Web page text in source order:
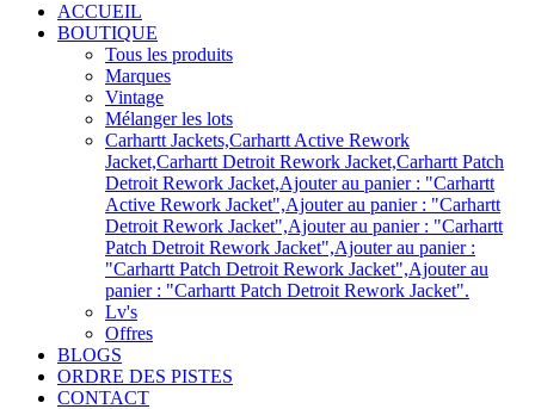
ACCUEIL
BOUTIQUE
Tous les produits
Marques
Vintage
Mélanger les lots
Carhartt Jackets,Carhartt Active Rework
Jacket,Carhartt Detroit Rework Jacket,Carhartt Patch
Detroit Rework Jacket,Ajouter au panier : "Carhartt
Active Rework Jacket",Ajouter au panier : "Carhartt
Detroit Rework Jacket",Ajouter au panier : "Carhartt
Patch Detroit Rework Jacket",Ajouter au panier :
"Carhartt Patch Detroit Rework Jacket",Ajouter au
panier : "Carhartt Patch Detroit Rework Jacket".
Lv's
Offres
BLOGS
ORDRE DES PISTES
CONTACT